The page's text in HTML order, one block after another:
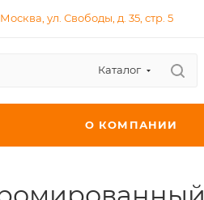
Москва, ул. Свободы, д. 35, стр. 5
Каталог
О КОМПАНИИ